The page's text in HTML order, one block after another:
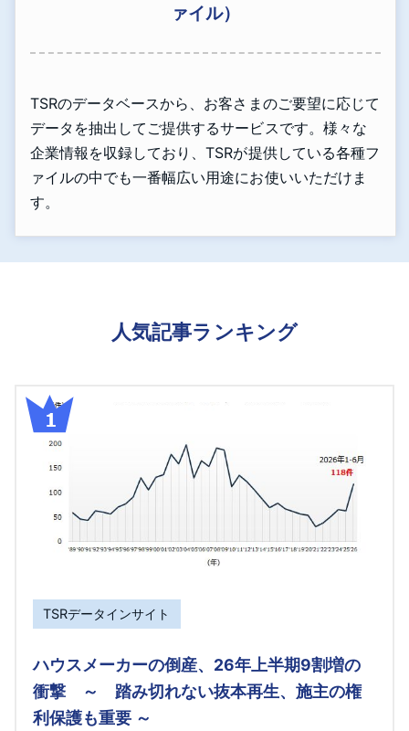
ァイル）
TSRのデータベースから、お客さまのご要望に応じて
データを抽出してご提供するサービスです。様々な
企業情報を収録しており、TSRが提供している各種フ
ァイルの中でも一番幅広い用途にお使いいただけま
す。
人気記事ランキング
TSRデータインサイト
ハウスメーカーの倒産、26年上半期9割増の
衝撃 ～ 踏み切れない抜本再生、施主の権
利保護も重要 ～